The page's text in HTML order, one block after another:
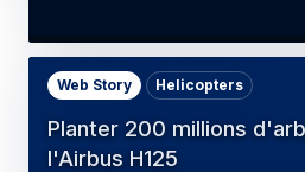
Planter 200 millions
l'Airbus H125
Web Story Helicopters